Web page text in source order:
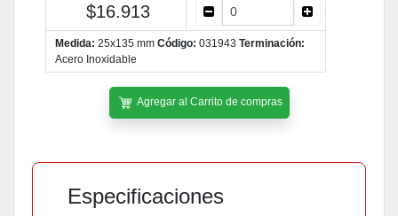
$16.913
Medida: 25x135 mm Código: 031943 Terminación:
Acero Inoxidable
Agregar al Carrito de compras
Especificaciones